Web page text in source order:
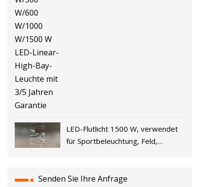
LED-Flutlicht 1500 W, verwendet
für Sportbeleuchtung, Feld,
Senden Sie Ihre Anfrage